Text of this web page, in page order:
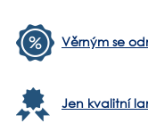
Věrným se
Jen kvalitní